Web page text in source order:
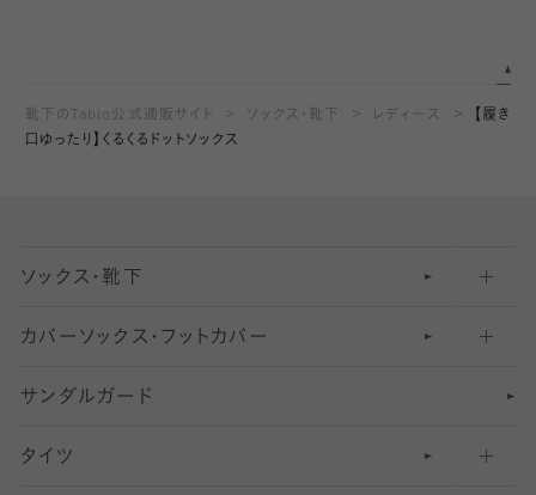
靴下のTabio公式通販サイト ソックス・靴下 レディース
【履き
口ゆったり】くるくるドットソックス
ソックス・靴下
五本指ソックス・靴下
足袋ソックス・靴下
無地・プレーンソックス・靴下
カバーソックス・フットカバー
フットカバー・カバーソックス（深め）
フットカバー・カバーソックス（ふつう）
サンダルガード
タイツ